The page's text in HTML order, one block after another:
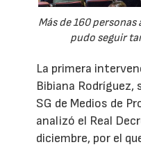
Más de 160
pudo seguir
La primera
Bibiana Rodríguez,
SG de Medios de
analizó el Real
diciembre, por el